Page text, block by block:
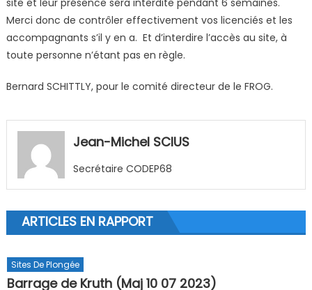
Merci donc de contrôler effectivement vos licenciés et les
accompagnants s’il y en a. Et d’interdire l’accès au site, à
toute personne n’étant pas en règle.
Bernard SCHITTLY, pour le comité directeur de le FROG.
Jean-Michel SCIUS
Secrétaire CODEP68
ARTICLES EN RAPPORT
Sites De Plongée
Barrage de Kruth (Maj 10 07 2023)